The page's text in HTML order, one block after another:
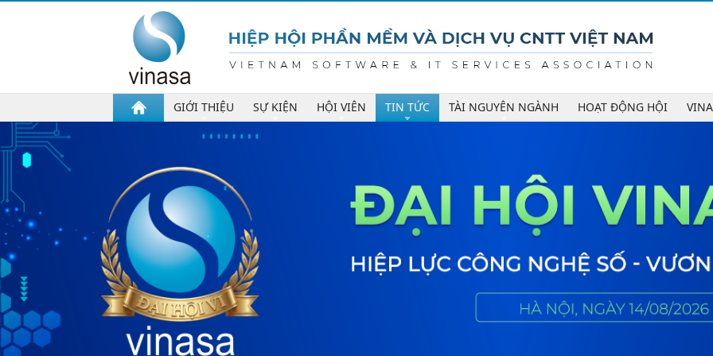
GIỚI THIỆU SỰ KIỆN HỘI VIÊN TIN TỨC TÀI NGUYÊN NGÀNH HOẠT ĐỘNG HỘI